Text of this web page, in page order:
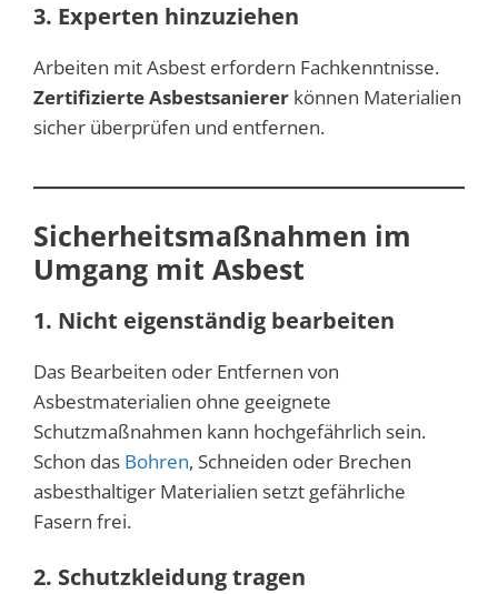
3. Experten hinzuziehen
Arbeiten mit Asbest erfordern Fachkenntnisse.
Zertifizierte Asbestsanierer können Materialien
sicher überprüfen und entfernen.
Sicherheitsmaßnahmen im
Umgang mit Asbest
1. Nicht eigenständig bearbeiten
Das Bearbeiten oder Entfernen von
Asbestmaterialien ohne geeignete
Schutzmaßnahmen kann hochgefährlich sein.
Schon das Bohren, Schneiden oder Brechen
asbesthaltiger Materialien setzt gefährliche
Fasern frei.
2. Schutzkleidung tragen